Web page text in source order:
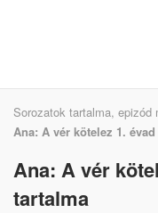
Sorozatok tartalma, epizód
Ana: A vér kötelez 1.
Ana: A vér
tartalma